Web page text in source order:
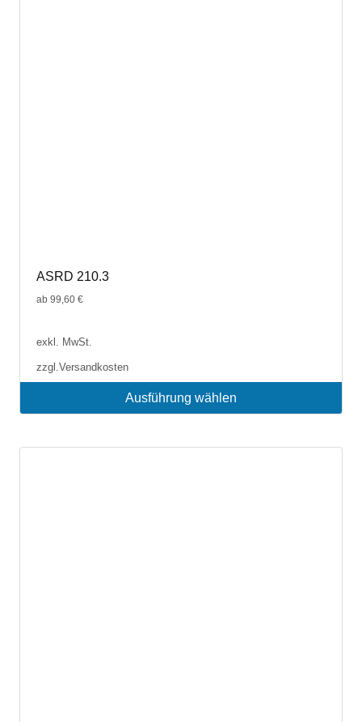
ASRD 210.3
ab 99,60 €
exkl. MwSt.
zzgl.Versandkosten
Ausführung wählen